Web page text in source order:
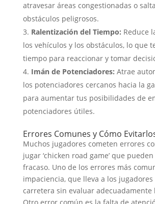
atravesar áreas congestionadas o
obstáculos peligrosos.
Ralentización del Tiempo: Reduce
los vehículos y los obstáculos, lo que
tiempo para reaccionar y tomar
Imán de Potenciadores: Atrae
los potenciadores cercanos hacia la
para aumentar tus posibilidades de
potenciadores útiles.
Errores Comunes y Cómo
Muchos jugadores cometen errores
jugar ‘chicken road game’ que
fracaso. Uno de los errores más
impaciencia, que lleva a los
carretera sin evaluar adecuadamente